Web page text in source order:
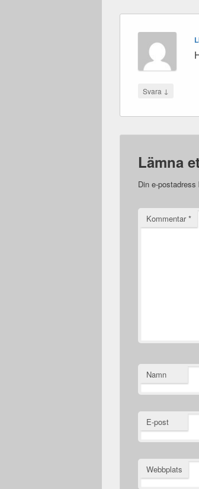
Svara ↓
Lämna
Din e-
Kommentar*
Namn
E-post
Webbplats